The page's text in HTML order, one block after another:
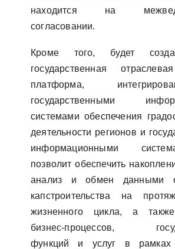
находится на
согласовании.
Кроме того, будет
государственная
платформа,
государственными
системами обеспечения
деятельности регионов и
информационными
позволит обеспечить
анализ и обмен данными
капстроительства на
жизненного цикла, а
бизнес-процессов,
функций и услуг в рамках